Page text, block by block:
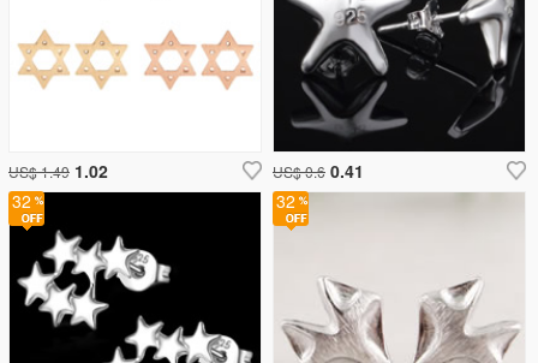
US$ 0.6 0.41
32
US$ 1.49 1.02
32